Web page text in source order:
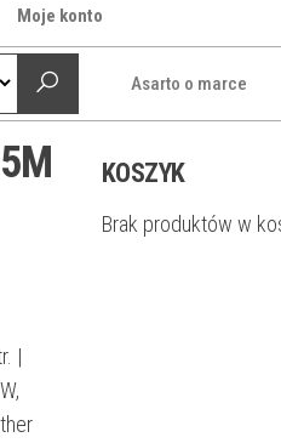
Moje konto
Asarto o marce
|
KOSZYK
Brak produktów w